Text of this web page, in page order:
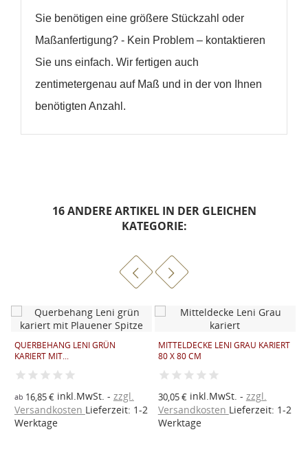
Sie benötigen eine größere Stückzahl oder
Maßanfertigung? - Kein Problem – kontaktieren
Sie uns einfach. Wir fertigen auch
zentimetergenau auf Maß und in der von Ihnen
benötigten Anzahl.
16 ANDERE ARTIKEL IN DER GLEICHEN
KATEGORIE:
QUERBEHANG LENI GRÜN
KARIERT MIT...
ab 16,85 €inkl.MwSt.
zzgl.
Versandkosten Lieferzeit: 1-2
Werktage
MITTELDECKE LENI GRAU KARIERT
80 X 80 CM
30,05 €inkl.MwSt.
zzgl.
Versandkosten Lieferzeit: 1-2
Werktage